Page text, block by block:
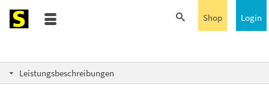
Login
Shop
Leistungsbeschreibungen